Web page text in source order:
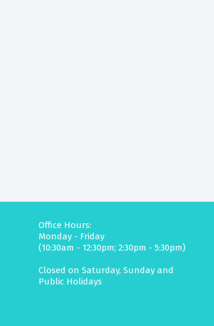
Office Hours:
Monday - Friday
(10:30am - 12:30pm; 2:30pm - 5:30pm)
Closed on Saturday, Sunday and
Public Holidays